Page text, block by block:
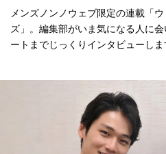
メンズノンノウェブ限定の連載「
ズ」。編集部がいま気になる人に
ートまでじっくりインタビューしま